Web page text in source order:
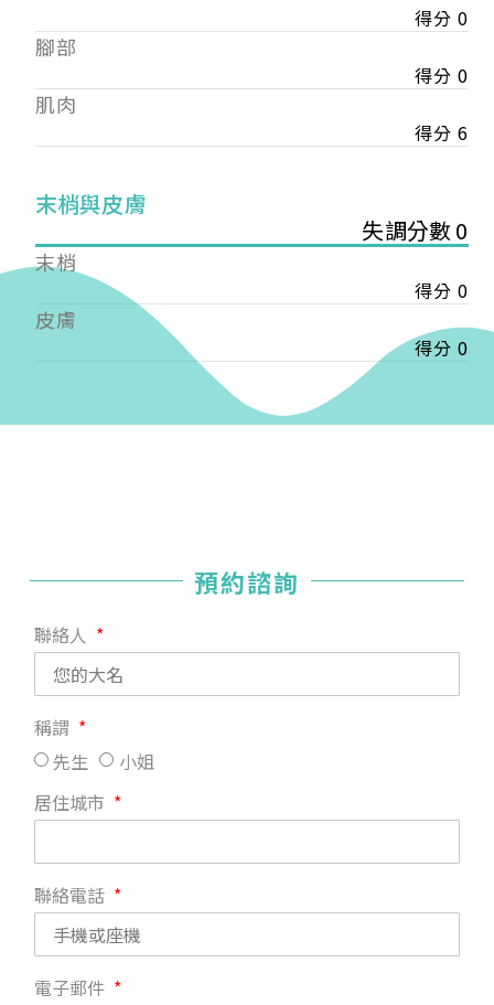
得分 0
腳部
得分 0
肌肉
得分 6
末梢與皮膚
失調分數 0
末梢
得分 0
皮膚
得分 0
預約諮詢
聯絡人
稱謂
先生
小姐
居住城市
聯絡電話
電子郵件
【會費】
入會費新臺幣1200元，於會員入會時繳納；常年會
費1200元，於每年度繳納。
入會費新臺幣3000元，於會員入會時繳納；常年會
費3000元，於每年度繳納。
戶名: 社團法人台灣自律神經健康培訓暨發展協會
帳號: 003-03-501566-2
銀行: (013) 國泰世華 南京東路分行